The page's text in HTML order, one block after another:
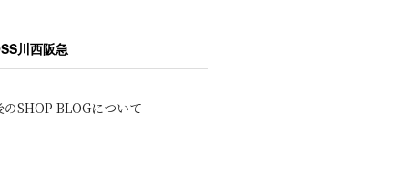
川西阪急
のSHOP BLOGについて